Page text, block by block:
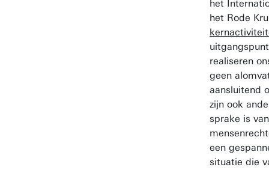
het
het Rode
realiseren
geen
aansluitend
zijn ook
sprake is
een
situatie die